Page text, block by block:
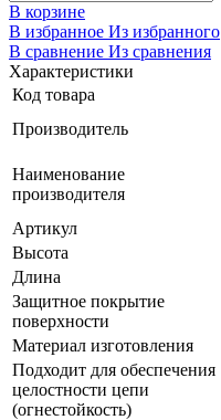
В корзине
В избранное Из избранного
В сравнение Из сравнения
Характеристики
Код товара
Производитель
Наименование
производителя
Артикул
Высота
Длина
Защитное покрытие
поверхности
Материал изготовления
Подходит для обеспечения
целостности цепи
(огнестойкость)